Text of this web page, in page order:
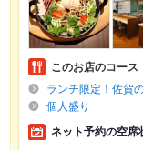
このお店のコース
ランチ限定！佐賀
個人盛り
ネット予約の空席